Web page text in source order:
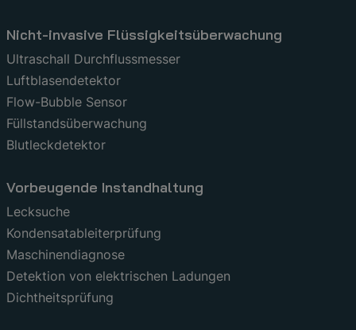
Nicht-invasive Flüssigkeitsüberwachung
Ultraschall Durchflussmesser
Luftblasendetektor
Flow-Bubble Sensor
Füllstandsüberwachung
Blutleckdetektor
Vorbeugende Instandhaltung
Lecksuche
Kondensatableiterprüfung
Maschinendiagnose
Detektion von elektrischen Ladungen
Dichtheitsprüfung